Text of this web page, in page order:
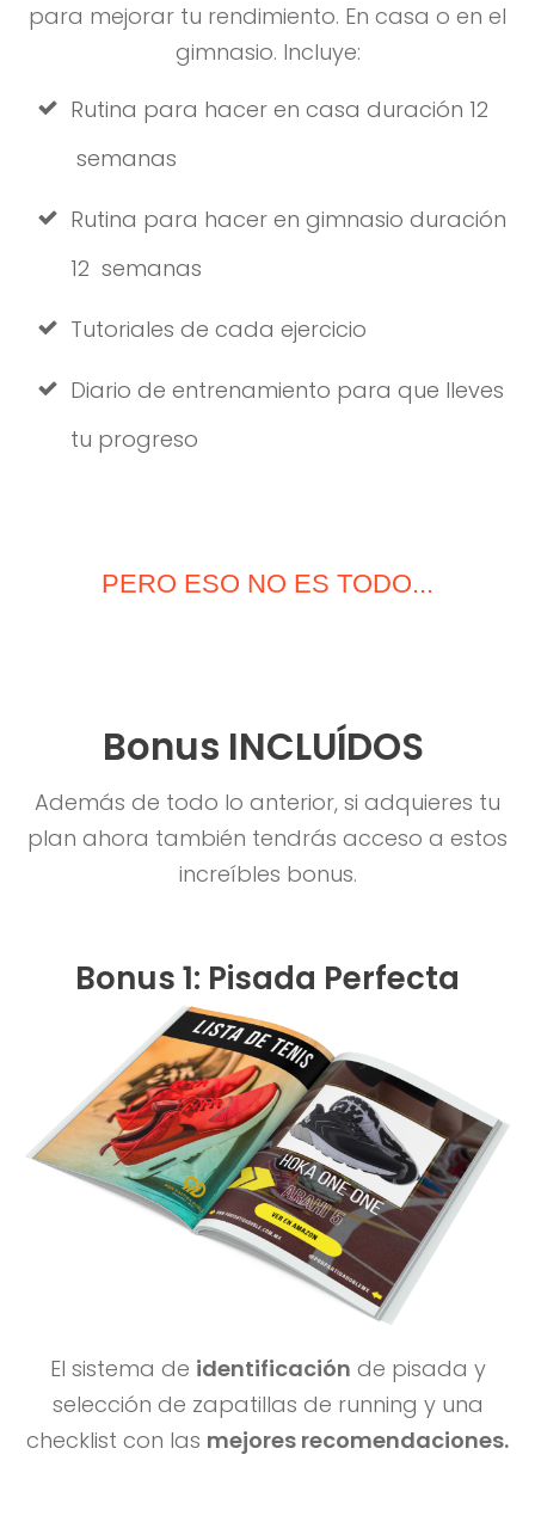
para mejorar tu rendimiento. En casa o en el
gimnasio. Incluye:
Rutina para hacer en casa duración 12
semanas
Rutina para hacer en gimnasio duración
12 semanas
Tutoriales de cada ejercicio
Diario de entrenamiento para que lleves
tu progreso
PERO ESO NO ES TODO...
Bonus INCLUÍDOS
Además de todo lo anterior, si adquieres tu
plan ahora también tendrás acceso a estos
increíbles bonus.
Bonus 1: Pisada Perfecta
El sistema de identificación de pisada y
selección de zapatillas de running y una
checklist con las mejores recomendaciones.